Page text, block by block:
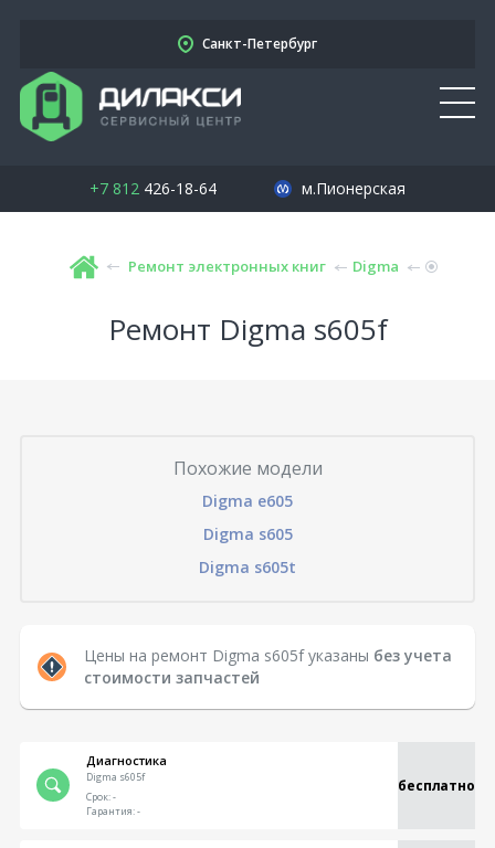
Санкт-Петербург
+7 812426-18-64 м.Пионерская
Ремонт электронных книг Digma
Ремонт Digma s605f
Похожие модели
Digma e605
Digma s605
Digma s605t
Цены на ремонт Digma s605f указаны без учета
стоимости запчастей
Диагностика
Digma s605f бесплатно
Срок:-
Гарантия:-